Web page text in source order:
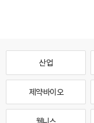
산업
제약·바이오